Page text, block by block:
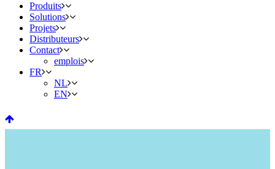
Produits
Solutions
Projets
Distributeurs
Contact
emplois
FR
NL
EN